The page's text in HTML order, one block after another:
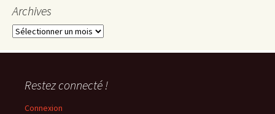
Archives
Archives
Restez connecté !
Connexion